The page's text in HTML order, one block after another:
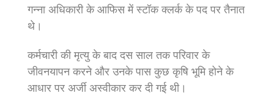
गन्ना अधिकारी के आफिस में स्टॉक क्लर्क के पद पर तैनात
थे।
कर्मचारी की मृत्यु के बाद दस साल तक परिवार के
जीवनयापन करने और उनके पास कुछ कृषि भूमि होने के
आधार पर अर्जी अस्वीकार कर दी गई थी।